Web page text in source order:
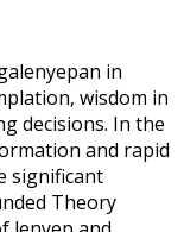
in
wisdom in
decisions. In the
and rapid
significant
Theory